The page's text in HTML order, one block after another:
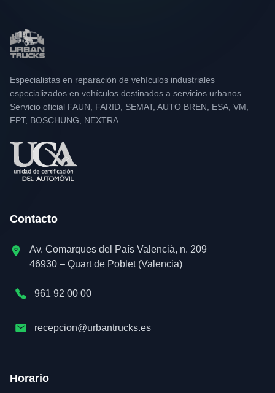
Especialistas en reparación de vehículos industriales
especializados en vehículos destinados a servicios urbanos.
Servicio oficial FAUN, FARID, SEMAT, AUTO BREN, ESA, VM,
FPT, BOSCHUNG, NEXTRA.
Contacto
Av. Comarques del País Valencià, n. 209
46930 – Quart de Poblet (Valencia)
961 92 00 00
recepcion@urbantrucks.es
Horario